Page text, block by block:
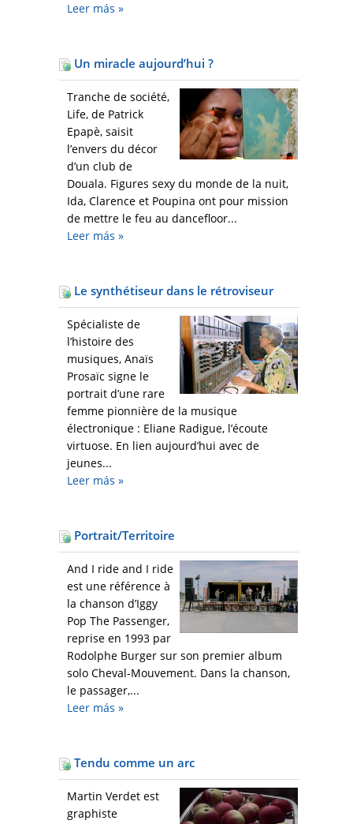
Leer más »
Un miracle aujourd’hui ?
Tranche de société,
Life, de Patrick
Epapè, saisit
l’envers du décor
d’un club de
Douala. Figures sexy du monde de la nuit,
Ida, Clarence et Poupina ont pour mission
de mettre le feu au dancefloor...
Leer más »
Le synthétiseur dans le rétroviseur
Spécialiste de
l’histoire des
musiques, Anaïs
Prosaïc signe le
portrait d’une rare
femme pionnière de la musique
électronique : Eliane Radigue, l’écoute
virtuose. En lien aujourd’hui avec de
jeunes...
Leer más »
Portrait/Territoire
And I ride and I ride
est une référence à
la chanson d’Iggy
Pop The Passenger,
reprise en 1993 par
Rodolphe Burger sur son premier album
solo Cheval-Mouvement. Dans la chanson,
le passager,...
Leer más »
Tendu comme un arc
Martin Verdet est
graphiste